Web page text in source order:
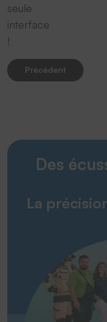
seule
interface
!
Précédent
Des
La